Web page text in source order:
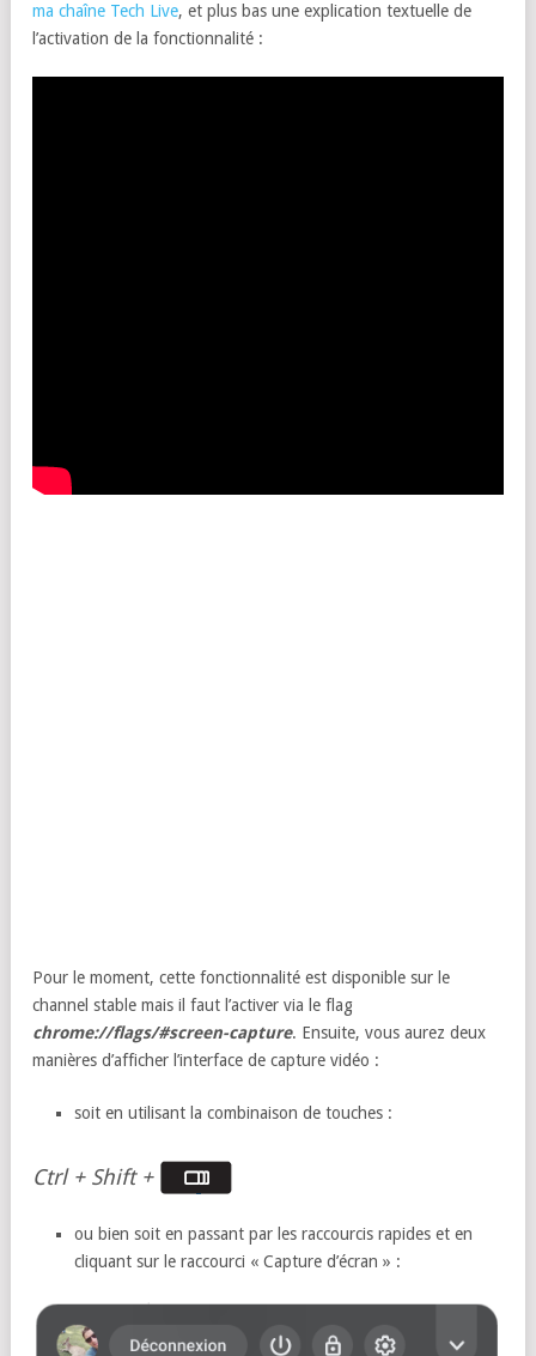
ma chaîne Tech Live, et plus bas une explication textuelle de
l’activation de la fonctionnalité :
Pour le moment, cette fonctionnalité est disponible sur le
channel stable mais il faut l’activer via le flag
chrome://flags/#screen-capture. Ensuite, vous aurez deux
manières d’afficher l’interface de capture vidéo :
soit en utilisant la combinaison de touches :
Ctrl + Shift +
ou bien soit en passant par les raccourcis rapides et en
cliquant sur le raccourci « Capture d’écran » :